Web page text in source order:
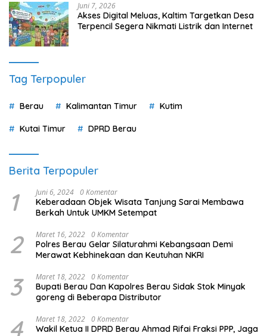
Juni 7, 2026
Akses Digital Meluas, Kaltim Targetkan Desa
Terpencil Segera Nikmati Listrik dan Internet
Tag Terpopuler
Berau Kalimantan Timur Kutim
Kutai Timur DPRD Berau
Berita Terpopuler
1 Juni 6, 2024 0 Komentar
Keberadaan Objek Wisata Tanjung Sarai Membawa
Berkah Untuk UMKM Setempat
2 Maret 16, 2022 0 Komentar
Polres Berau Gelar Silaturahmi Kebangsaan Demi
Merawat Kebhinekaan dan Keutuhan NKRI
3 Maret 18, 2022 0 Komentar
Bupati Berau Dan Kapolres Berau Sidak Stok Minyak
goreng di Beberapa Distributor
4 Maret 18, 2022 0 Komentar
Wakil Ketua II DPRD Berau Ahmad Rifai Fraksi PPP, Jaga